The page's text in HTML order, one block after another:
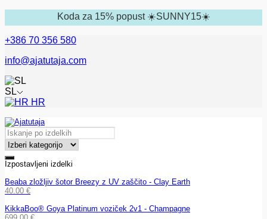
Koda za 15% popust ☀️SUNNY15☀️
+386 70 356 580
info@ajatutaja.com
SL
HR
Izpostavljeni izdelki
Beaba zložljiv šotor Breezy z UV zaščito - Clay Earth
40.00 €
KikkaBoo® Goya Platinum voziček 2v1 - Champagne